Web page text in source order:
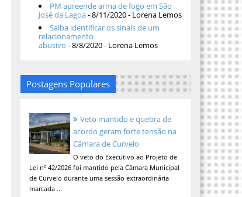
PM apreende arma de fogo em São
José da Lagoa- 8/11/2020- Lorena Lemos
Saiba identificar os sinais de um
relacionamento
abusivo - 8/8/2020- Lorena Lemos
Postagens Populares
Veto mantido e quebra de
acordo geram forte tensão na
Câmara de Curvelo
O veto do Executivo ao Projeto de
Lei nº 42/2026 foi mantido pela Câmara Municipal
de Curvelo durante uma sessão extraordinária
marcada ...